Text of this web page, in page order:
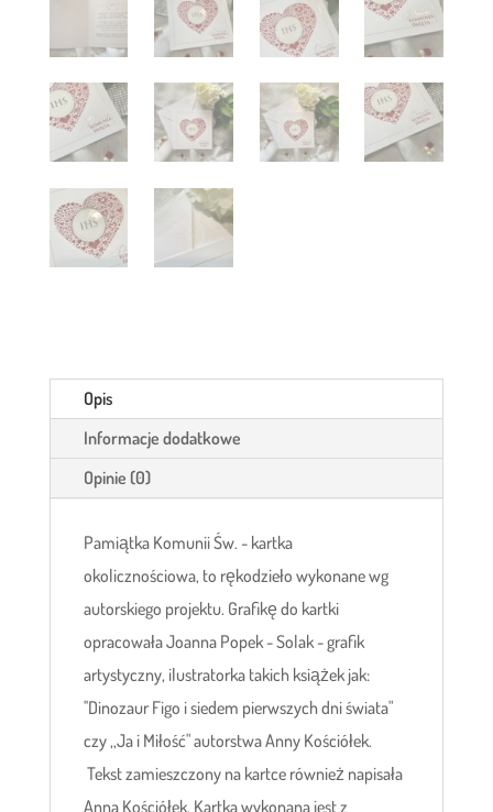
Opis
Informacje dodatkowe
Opinie (0)
Pamiątka Komunii Św. - kartka
okolicznościowa, to rękodzieło wykonane wg
autorskiego projektu. Grafikę do kartki
opracowała Joanna Popek - Solak - grafik
artystyczny, ilustratorka takich książek jak:
''Dinozaur Figo i siedem pierwszych dni świata"
czy ,,Ja i Miłość" autorstwa Anny Kościółek.
Tekst zamieszczony na kartce również napisała
Anna Kościółek. Kartka wykonana jest z